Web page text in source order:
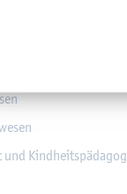
und